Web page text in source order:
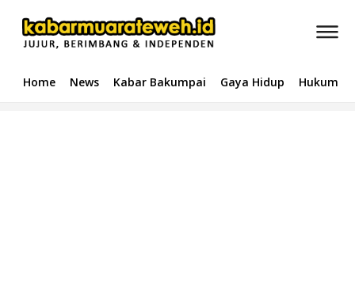
Home News Kabar Bakumpai Gaya Hidup Hukum &